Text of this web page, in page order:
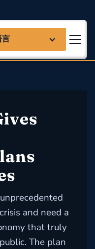
言
and need a
that truly
The plan